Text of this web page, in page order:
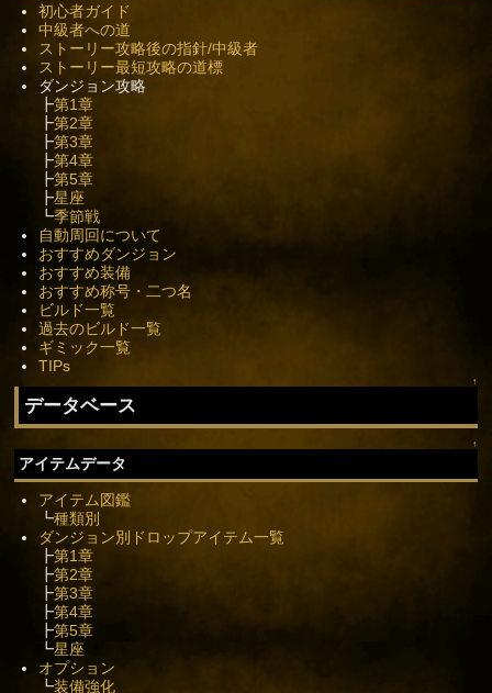
初心者ガイド
中級者への道
ストーリー攻略後の指針/中級者
ストーリー最短攻略の道標
ダンジョン攻略
┣第1章
┣第2章
┣第3章
┣第4章
┣第5章
┣星座
┗季節戦
自動周回について
おすすめダンジョン
おすすめ装備
おすすめ称号・二つ名
ビルド一覧
過去のビルド一覧
ギミック一覧
TIPs
↑
データベース
↑
アイテムデータ
アイテム図鑑
┗種類別
ダンジョン別ドロップアイテム一覧
┣第1章
┣第2章
┣第3章
┣第4章
┣第5章
┗星座
オプション
┗装備強化